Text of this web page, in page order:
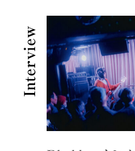
Interview